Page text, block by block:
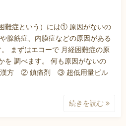
難症という）には① 原因がないの
腺筋症、内膜症などの原因がある
まずはエコーで 月経困難症の原
を 調べます。 何も原因がないの
漢方 ② 鎮痛剤 ③ 超低用量ピル
続きを読む